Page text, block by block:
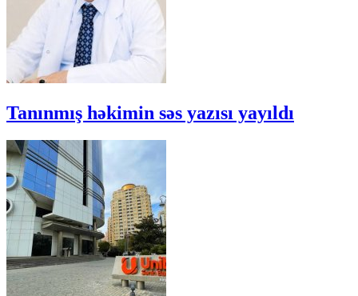
Tanınmış həkimin səs yazısı yayıldı